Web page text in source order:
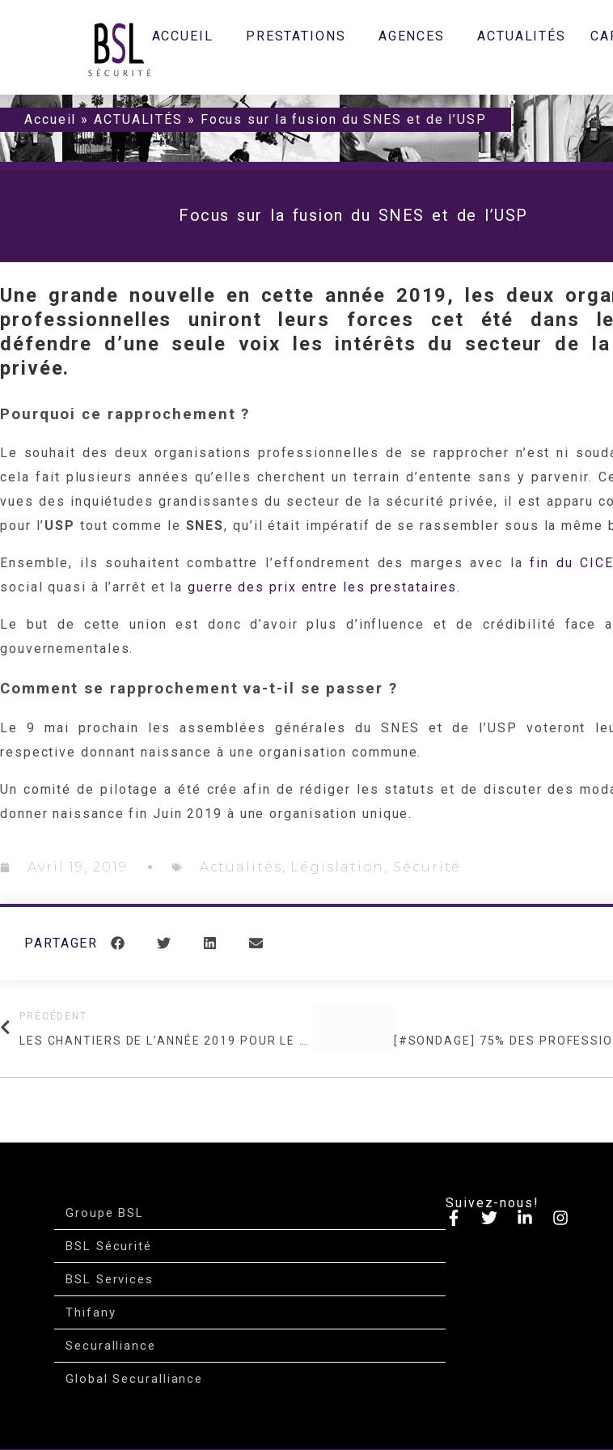
ACCUEIL PRESTATIONS AGENCES ACTUALITÉS
Accueil »ACTUALITÉS » Focus sur la fusion du SNES et de l’USP
Focus sur la fusion du SNES et de l’USP
Une grande nouvelle en cette année 2019, les deux
professionnelles uniront leurs forces cet été dans
défendre d’une seule voix les intérêts du secteur de
privée.
Pourquoi ce rapprochement ?
Le souhait des deux organisations professionnelles de se rapprocher n’est ni
cela fait plusieurs années qu’elles cherchent un terrain d’entente sans y parvenir.
vues des inquiétudes grandissantes du secteur de la sécurité privée, il est apparu
pour l’USP tout comme le SNES, qu’il était impératif de se rassembler sous la même
Ensemble, ils souhaitent combattre l’effondrement des marges avec lafin du
social quasi à l’arrêt et laguerre des prix entre les prestataires.
Le but de cette union est donc d’avoir plus d’influence et de crédibilité face
gouvernementales.
Comment se rapprochement va-t-il se passer ?
Le 9 mai prochain les assemblées générales du SNES et de l’USP voteront
respective donnant naissance à une organisation commune.
Un comité de pilotage a été crée afin de rédiger les statuts et de discuter des
donner naissance fin Juin 2019 à une organisation unique.
Avril 19, 2019 Actualités Législation Sécurité
PARTAGER
PRÉCÉDENT
Groupe BSL
BSL Sécurité
BSL Services
Thifany
Securalliance
Global Securalliance
Suivez-nous!